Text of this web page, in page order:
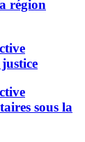
région
sous la